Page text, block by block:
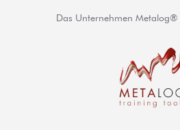
Das Unternehmen